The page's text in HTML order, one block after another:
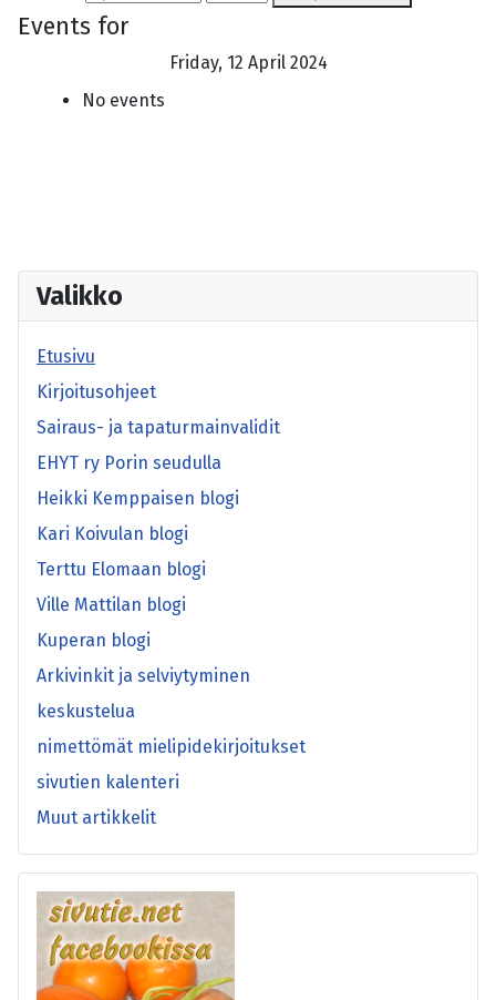
Events for
Friday, 12 April 2024
No events
Valikko
Etusivu
Kirjoitusohjeet
Sairaus- ja tapaturmainvalidit
EHYT ry Porin seudulla
Heikki Kemppaisen blogi
Kari Koivulan blogi
Terttu Elomaan blogi
Ville Mattilan blogi
Kuperan blogi
Arkivinkit ja selviytyminen
keskustelua
nimettömät mielipidekirjoitukset
sivutien kalenteri
Muut artikkelit